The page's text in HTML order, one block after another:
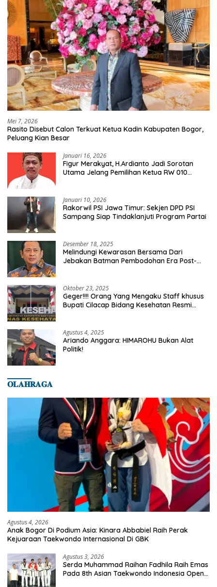
Mei 7, 2026
Rasito Disebut Calon Terkuat Ketua Kadin Kabupaten Bogor,
Peluang Kian Besar
Januari 16, 2026
Figur Merakyat, H.Ardianto Jadi Sorotan
Utama Jelang Pemilihan Ketua RW 010
Januari 10, 2026
Rakorwil PSI Jawa Timur: Sekjen DPD PSI
Sampang Siap Tindaklanjuti Program Partai
Desember 18, 2025
Melindungi Kewarasan Bersama Dari
Jebakan Batman Pembodohan Era Post-
Oktober 23, 2025
Geger!!!! Orang Yang Mengaku Staff khusus
Bupati Cilacap Bidang Kesehatan Resmi
Agustus 4, 2025
Ariando Anggara: HIMAROHU Bukan Alat
Politik!
𝐎𝐋𝐀𝐇𝐑𝐀𝐆𝐀
Agustus 4, 2026
Anak Bogor Di Podium Asia: Kinara Abbabiel Raih Perak
Kejuaraan Taekwondo Internasional Di GBK
Agustus 3, 2026
Serda Muhammad Raihan Fadhila Raih Emas
Pada 8th Asian Taekwondo Indonesia Open